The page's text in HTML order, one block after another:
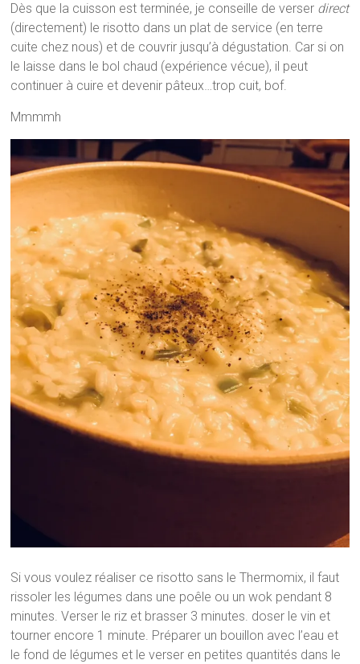
Dès que la cuisson est terminée, je conseille de verser direct
(directement) le risotto dans un plat de service (en terre
cuite chez nous) et de couvrir jusqu’à dégustation. Car si on
le laisse dans le bol chaud (expérience vécue), il peut
continuer à cuire et devenir pâteux…trop cuit, bof.
Mmmmh
Si vous voulez réaliser ce risotto sans le Thermomix, il faut
rissoler les légumes dans une poêle ou un wok pendant 8
minutes. Verser le riz et brasser 3 minutes. doser le vin et
tourner encore 1 minute. Préparer un bouillon avec l’eau et
le fond de légumes et le verser en petites quantités dans le